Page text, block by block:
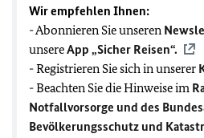
Wir empfehlen Ihnen:
- Abonnieren Sie unseren
unsereApp „Sicher Reisen“.
- Registrieren Sie sich in unserer
- Beachten Sie die Hinweise im
Notfallvorsorge und des
Bevölkerungsschutz und